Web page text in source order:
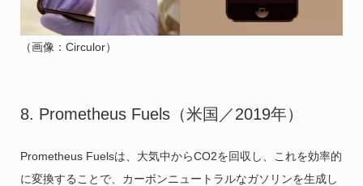
（画像：Circulor）
8. Prometheus Fuels（米国／2019年）
Prometheus Fuelsは、大気中からCO2を回収し、これを効率的
に変換することで、カーボンニュートラルなガソリンを生成し